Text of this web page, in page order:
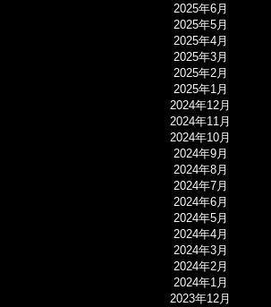
2025年6月
2025年5月
2025年4月
2025年3月
2025年2月
2025年1月
2024年12月
2024年11月
2024年10月
2024年9月
2024年8月
2024年7月
2024年6月
2024年5月
2024年4月
2024年3月
2024年2月
2024年1月
2023年12月